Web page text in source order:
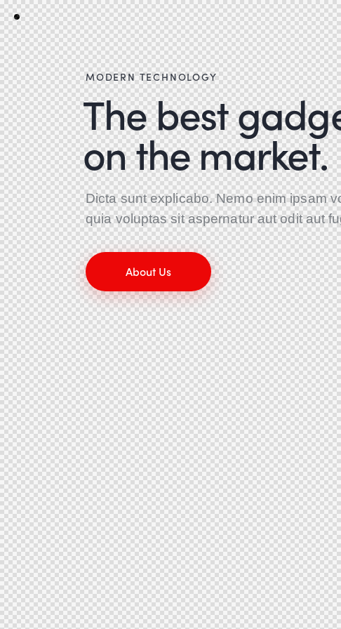
MODERN TECHNOLOGY
The best
on the market.
Dicta sunt explicabo. Nemo enim ipsam
quia voluptas sit aspernatur aut odit aut
About Us